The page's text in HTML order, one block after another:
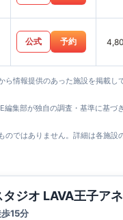
公式 予約
ら情報提供のあった施設を掲載し
集部が独自の調査・基準に基づ
のではありません。詳細は各施設
ジオ LAVA王子ア
15分